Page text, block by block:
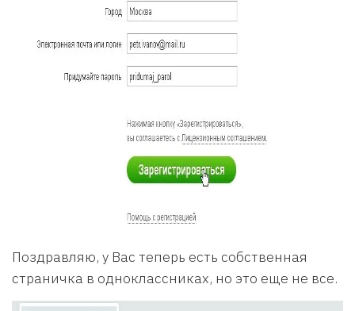
Поздравляю, у Вас теперь есть собственная
страничка в одноклассниках, но это еще не все.